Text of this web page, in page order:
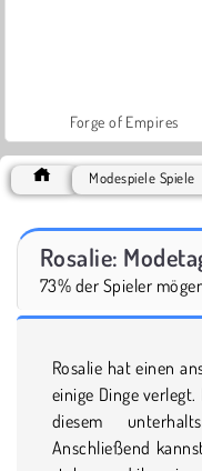
Forge of Empires
Modespiele Spiele
Rosalie:
73% der Spieler
Rosalie hat einen
einige Dinge
diesem
Anschließend